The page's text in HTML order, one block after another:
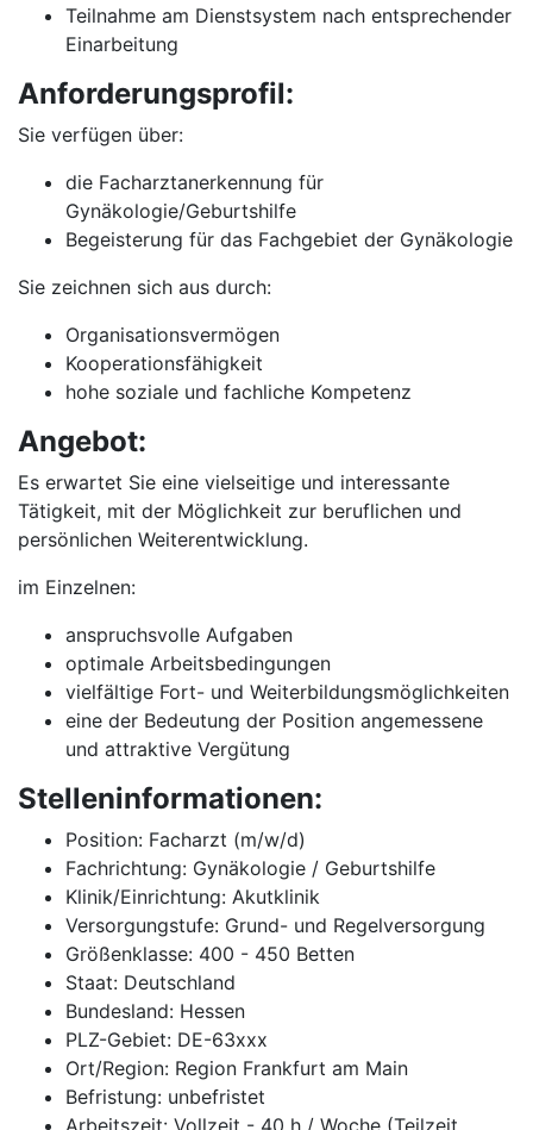
Teilnahme am Dienstsystem nach entsprechender
Einarbeitung
Anforderungsprofil:
Sie verfügen über:
die Facharztanerkennung für
Gynäkologie/Geburtshilfe
Begeisterung für das Fachgebiet der Gynäkologie
Sie zeichnen sich aus durch:
Organisationsvermögen
Kooperationsfähigkeit
hohe soziale und fachliche Kompetenz
Angebot:
Es erwartet Sie eine vielseitige und interessante
Tätigkeit, mit der Möglichkeit zur beruflichen und
persönlichen Weiterentwicklung.
im Einzelnen:
anspruchsvolle Aufgaben
optimale Arbeitsbedingungen
vielfältige Fort- und Weiterbildungsmöglichkeiten
eine der Bedeutung der Position angemessene
und attraktive Vergütung
Stelleninformationen:
Position: Facharzt (m/w/d)
Fachrichtung: Gynäkologie / Geburtshilfe
Klinik/Einrichtung: Akutklinik
Versorgungstufe: Grund- und Regelversorgung
Größenklasse: 400 - 450 Betten
Staat: Deutschland
Bundesland: Hessen
PLZ-Gebiet: DE-63xxx
Ort/Region: Region Frankfurt am Main
Befristung: unbefristet
Arbeitszeit: Vollzeit - 40 h / Woche (Teilzeit